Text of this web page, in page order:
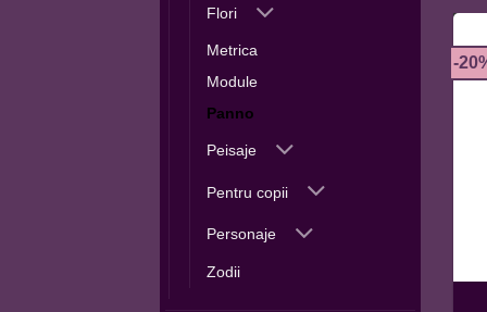
Flori
Metrica
Module
Panno
Peisaje
Pentru copii
Personaje
Zodii
-